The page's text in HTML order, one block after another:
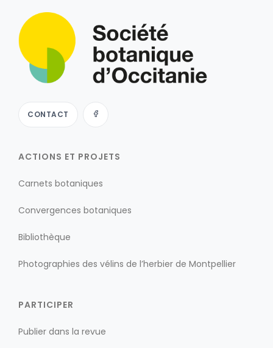
CONTACT
ACTIONS ET PROJETS
Carnets botaniques
Convergences botaniques
Bibliothèque
Photographies des vélins de l’herbier de Montpellier
PARTICIPER
Publier dans la revue